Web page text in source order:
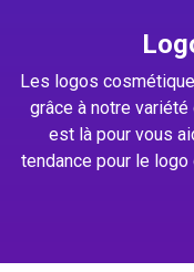
Les logos
grâce à notre
est là pour vous
tendance pour le